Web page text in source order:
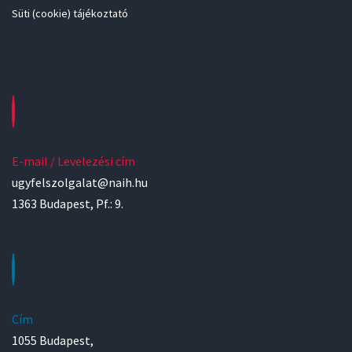
Süti (cookie) tájékoztató
E-mail / Levelezési cím
ugyfelszolgalat@naih.hu
1363 Budapest, Pf.: 9.
Cím
1055 Budapest,